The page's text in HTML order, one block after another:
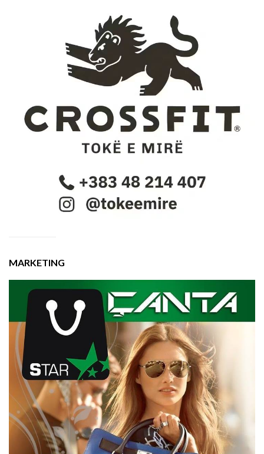
MARKETING